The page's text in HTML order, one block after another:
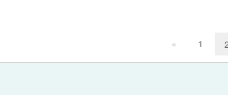
« 1